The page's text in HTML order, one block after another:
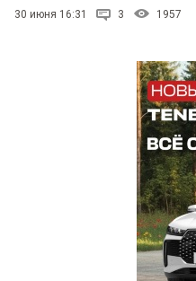
30 июня 16:31 3 1957